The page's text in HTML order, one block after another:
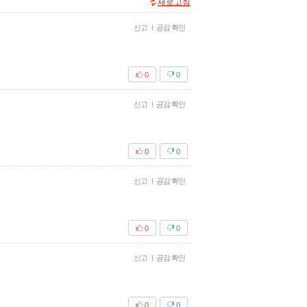
새로고침
신고 | 공감 확인
0
0
신고 | 공감 확인
0
0
신고 | 공감 확인
0
0
신고 | 공감 확인
0
0